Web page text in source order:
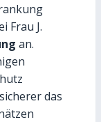
Frau J.
an.
das